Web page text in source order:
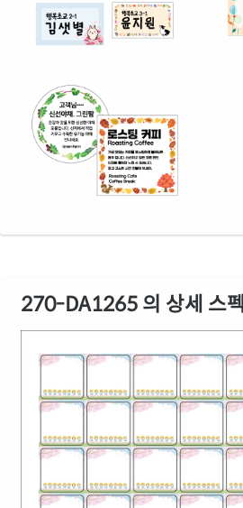
270-DA1265 의 상세 스펙